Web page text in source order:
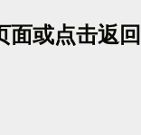
面或点击返 回